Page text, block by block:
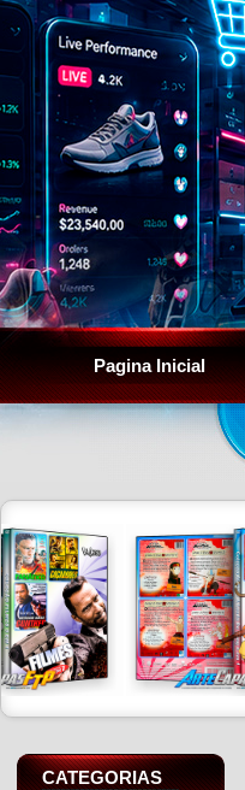
Pagina Inicial
CATEGORIAS